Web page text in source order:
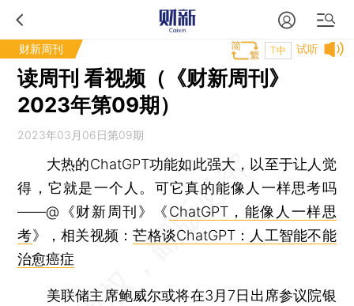
财新周刊 试听
T中
读周刊 看视频（《财新周刊》
2023年第09期）
2023年03月06日第09期
大热的ChatGPT功能如此强大，以至于让人觉
得，它就是一个人。可它真的能像人一样思考吗
——@《财新周刊》《ChatGPT，能像人一样思
考》，相关视频：芒格谈ChatGPT：人工智能不能
治愈癌症
美联储主席鲍威尔或将在3月7日出席参议院银